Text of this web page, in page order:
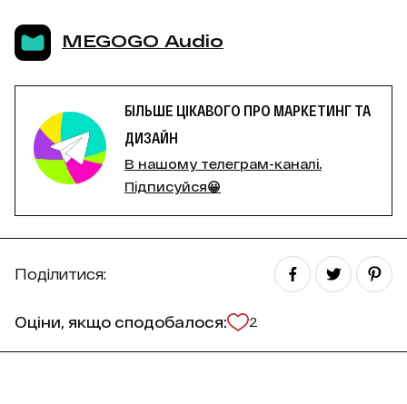
MEGOGO Audio
БІЛЬШЕ ЦІКАВОГО ПРО МАРКЕТИНГ ТА
ДИЗАЙН
В нашому телеграм-каналі.
Підписуйся😀
Поділитися:
Оціни, якщо сподобалося: 2